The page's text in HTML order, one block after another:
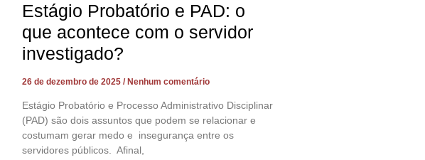
Estágio Probatório e PAD: o
que acontece com o servidor
investigado?
26 de dezembro de 2025 Nenhum comentário
Estágio Probatório e Processo Administrativo Disciplinar
(PAD) são dois assuntos que podem se relacionar e
costumam gerar medo e insegurança entre os
servidores públicos. Afinal,